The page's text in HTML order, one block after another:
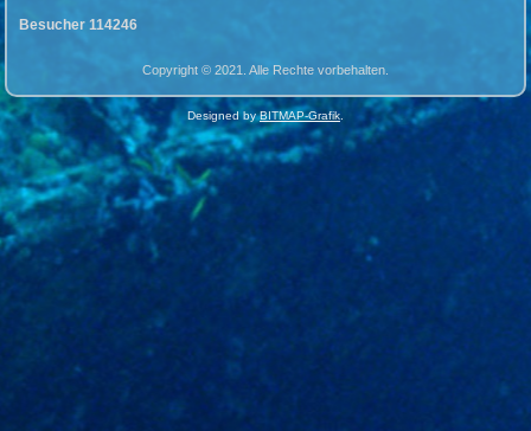
Besucher 114246
Copyright © 2021. Alle Rechte vorbehalten.
Designed byBITMAP-Grafik.